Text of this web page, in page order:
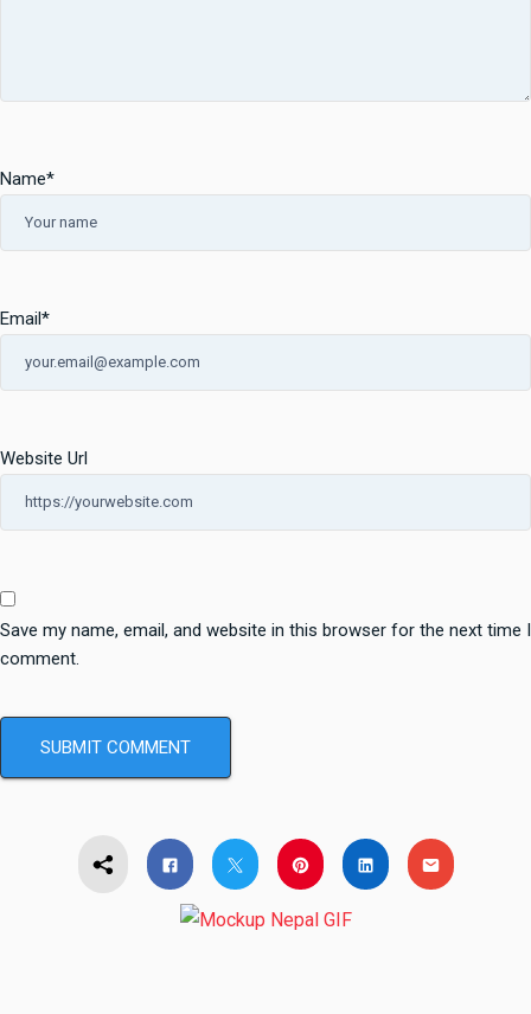
Name*
Email*
Website Url
Save my name, email, and website in this browser for the next time I
comment.